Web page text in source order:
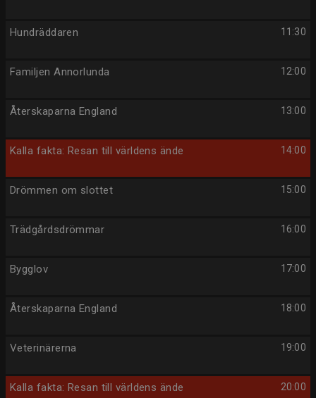
11:30
Hundräddaren
12:00
Familjen Annorlunda
13:00
Återskaparna England
14:00
Kalla fakta: Resan till världens ände
15:00
Drömmen om slottet
16:00
Trädgårdsdrömmar
17:00
Bygglov
18:00
Återskaparna England
19:00
Veterinärerna
20:00
Kalla fakta: Resan till världens ände